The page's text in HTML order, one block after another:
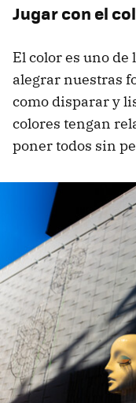
Jugar con el
El color es uno
alegrar nuestras
como disparar y
colores tengan
poner todos sin